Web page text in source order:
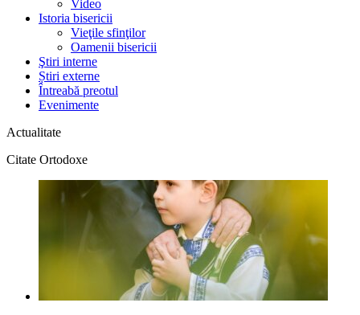
Video
Istoria bisericii
Vieţile sfinţilor
Oamenii bisericii
Ştiri interne
Știri externe
Întreabă preotul
Evenimente
Actualitate
Citate Ortodoxe